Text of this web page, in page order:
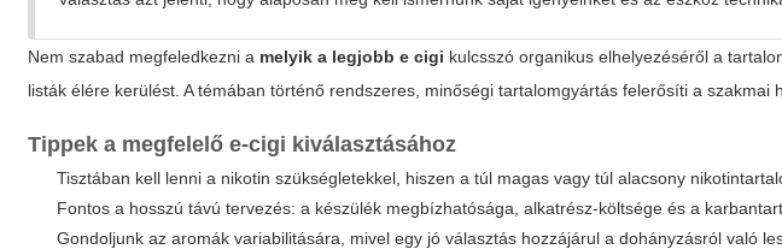
Nem szabad megfeledkezni a melyik a legjobb e cigi kulcsszó organikus elhelyezéséről a
listák élére kerülést. A témában történő rendszeres, minőségi tartalomgyártás felerősíti a szakmai
Tippek a megfelelőe-cigi kiválasztásához
Tisztában kell lenni a nikotin szükségletekkel, hiszen a túl magas vagy túl alacsony
Fontos a hosszú távú tervezés: a készülék megbízhatósága, alkatrész-költsége és a
Gondoljunk az aromák variabilitására, mivel egy jó választás hozzájárul a dohányzásról való